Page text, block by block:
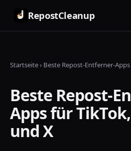
RepostCleanup
Startseite› Beste Repost-Entferner-Apps
Beste Repost-
Apps für
und X